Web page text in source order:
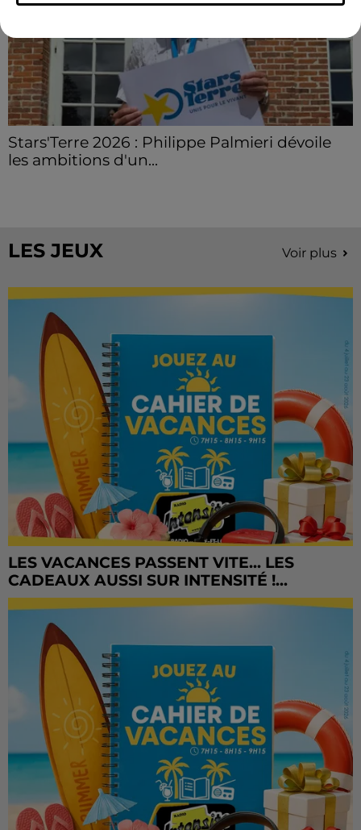
Stars'Terre 2026 : Philippe Palmieri dévoile
les ambitions d'un...
LES JEUX Voir plus
LES VACANCES PASSENT VITE... LES
CADEAUX AUSSI SUR INTENSITÉ !...